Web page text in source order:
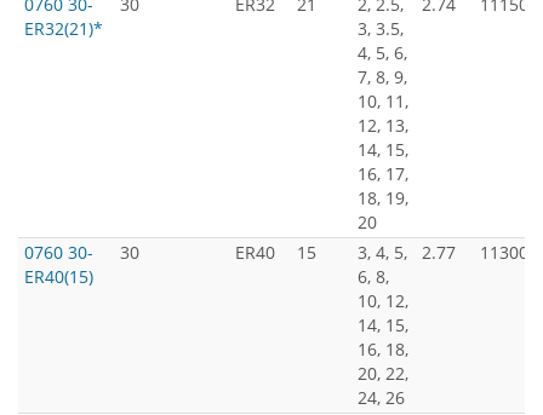
ER32(21)*
3, 3.5,
4, 5, 6,
7, 8, 9,
10, 11,
12, 13,
14, 15,
16, 17,
18, 19,
20
0760 30-
ER40(15)
30 ER40 15
3, 4, 5,
6, 8,
10, 12,
14, 15,
16, 18,
20, 22,
24, 26
2.77 11300